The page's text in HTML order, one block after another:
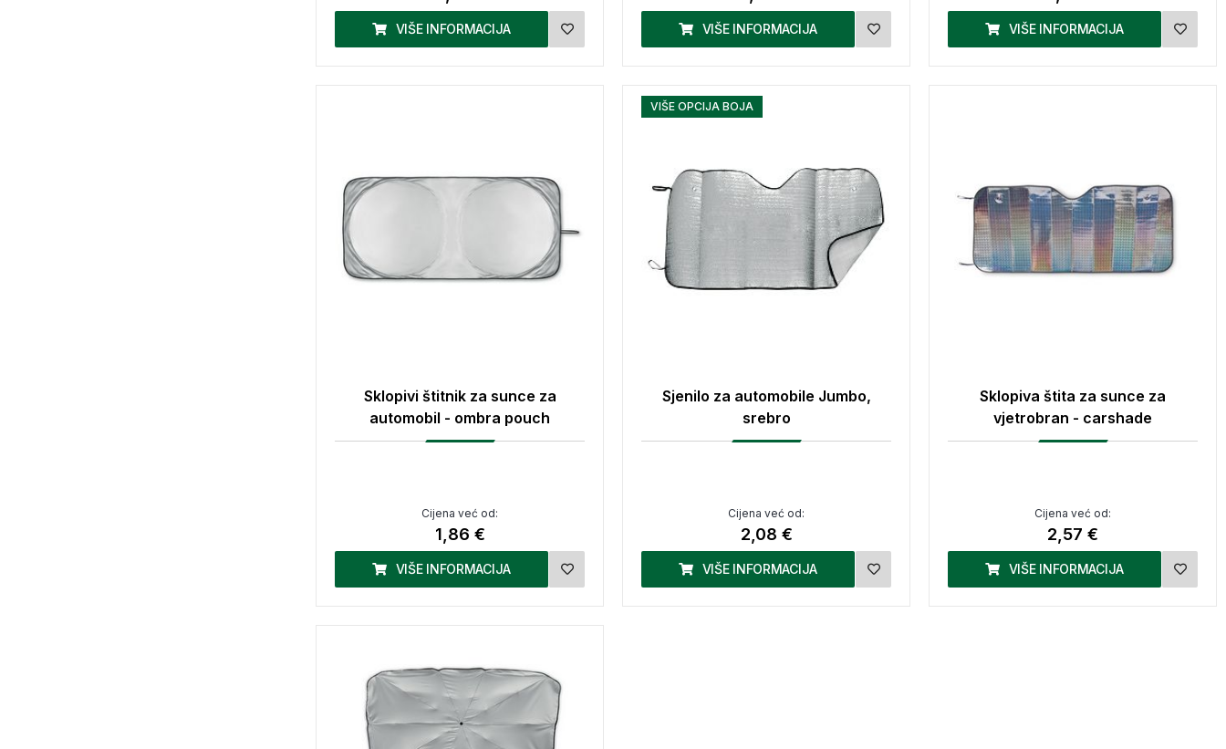
VIŠE INFORMACIJA VIŠE INFORMACIJA VIŠE INFORMACIJA
Sklopivi štitnik za sunce za
automobil - ombra pouch
Cijena već od:
1,86 €
VIŠE INFORMACIJA
VIŠE OPCIJA BOJA
Sjenilo za automobile Jumbo,
srebro
Cijena već od:
2,08 €
VIŠE INFORMACIJA
Sklopiva štita za sunce za
vjetrobran - carshade
Cijena već od:
2,57 €
VIŠE INFORMACIJA